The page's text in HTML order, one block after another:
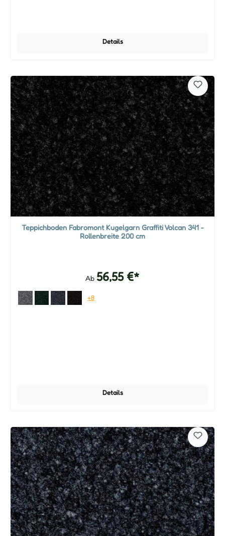
Details
Teppichboden Fabromont Kugelgarn Graffiti Volcan 341 -
Rollenbreite 200 cm
Ab 56,55 €*
+8
Details